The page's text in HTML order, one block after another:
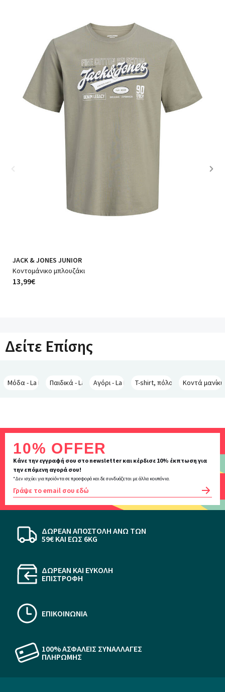
JACK & JONES JUNIOR
Κοντομάνικο μπλουζάκι
13,99€
Δείτε Επίσης
Μόδα - La Redoute Collections
Παιδικά - La Redoute Collections
Αγόρι - La Redoute Collections
T-shirt, πόλο - La Redoute
Κοντά
Inscription
newsletter
10% OFFER
Κάνε την εγγραφή σου στο newsletter και κέρδισε 10% έκπτωση για
την επόμενη αγορά σου!
*Δεν ισχύει για προϊόντα σε προσφορά και δε συνδυάζεται με άλλα κουπόνια.
OK
ΔΩΡΕΑΝ ΑΠΟΣΤΟΛΗ ΆΝΩ ΤΩΝ
59€ KAI ΕΩΣ 6KG
ΔΩΡΕΑΝ ΚΑΙ ΕΥΚΟΛΗ
ΕΠΙΣΤΡΟΦΗ
ΕΠΙΚΟΙΝΩΝΙΑ
100% ΑΣΦΑΛΕΙΣ ΣΥΝΑΛΛΑΓΕΣ
ΠΛΗΡΩΜΗΣ